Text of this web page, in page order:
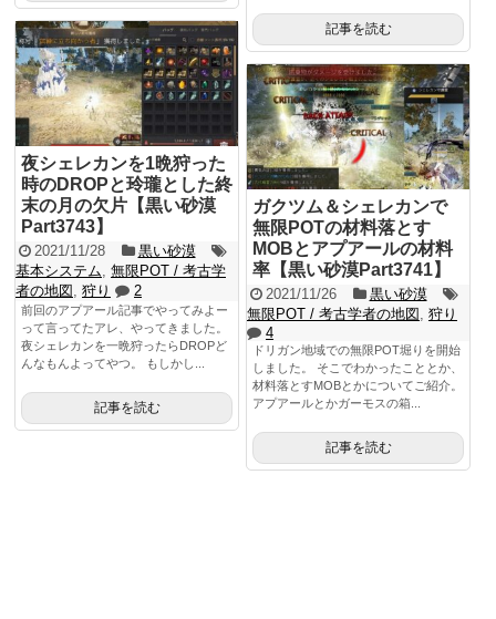
記事を読む
夜シェレカンを1晩狩った
時のDROPと玲瓏とした終
末の月の欠片【黒い砂漠
Part3743】
2021/11/28
黒い砂漠
基本システム 無限POT / 考古学
者の地図
狩り 2
前回のアプアール記事でやってみよー
って言ってたアレ、やってきました。
夜シェレカンを一晩狩ったらDROPど
んなもんよってやつ。 もしかし...
記事を読む
ガクツム＆シェレカンで
無限POTの材料落とす
MOBとアプアールの材料
率【黒い砂漠Part3741】
2021/11/26
黒い砂漠
無限POT / 考古学者の地図
狩り
4
ドリガン地域での無限POT堀りを開始
しました。 そこでわかったこととか、
材料落とすMOBとかについてご紹介。
アプアールとかガーモスの箱...
記事を読む